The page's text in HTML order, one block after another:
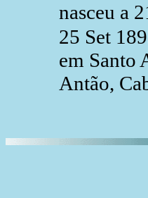
nasceu a
25 Set
em Santo
Antão,